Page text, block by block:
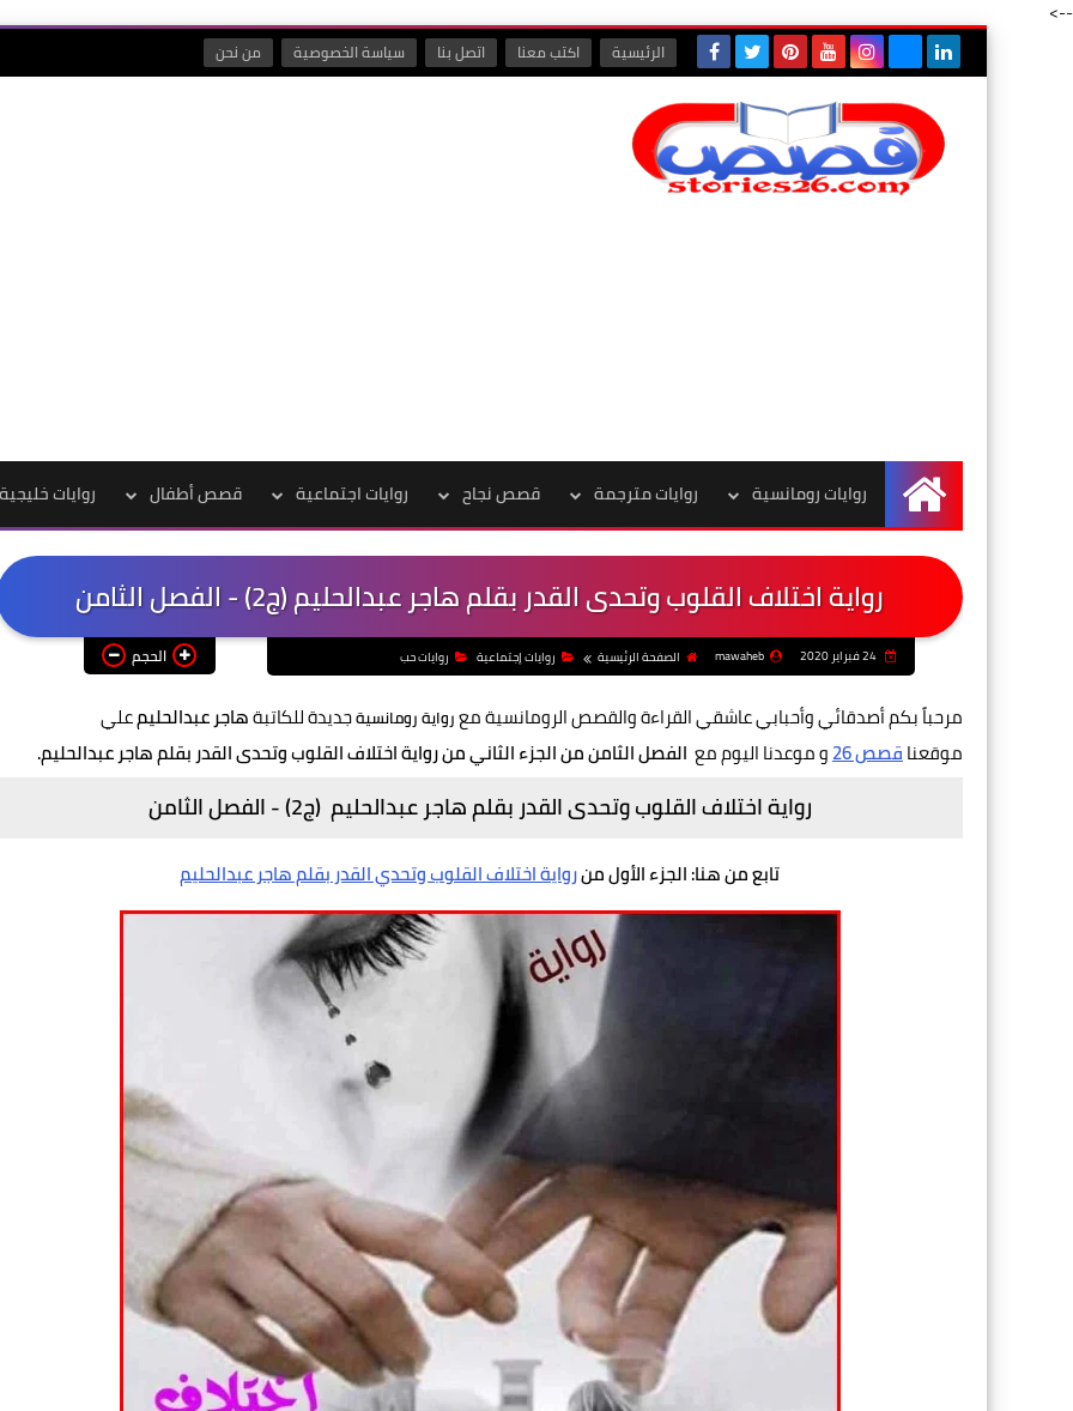
-->
الرئيسية اكتب معنا اتصل بنا سياسة الخصوصية من نحن
الرئيسية
روايات رومانسية روايات مترجمة قصص نجاح روايات اجتماعية قصص أطفال روايات خليجية
رواية اختلاف القلوب وتحدى القدر بقلم هاجر عبدالحليم (ج2) - الفصل الثامن
24 فبراير 2020 mawaheb الصفحة الرئيسية روايات إجتماعية روايات حب الحجم
مرحباً بكم أصدقائي وأحبابي عاشقي القراءة والقصص الرومانسية معرواية رومانسيةجديدة للكاتبةهاجر عبدالحليمعلي
موقعناقصص 26 و موعدنا اليوم مع الفصل الثامن من الجزء الثاني من رواية اختلاف القلوب وتحدى القدر بقلم هاجر عبدالحليم.
رواية اختلاف القلوب وتحدى القدر بقلم هاجر عبدالحليم (ج2) - الفصل الثامن
تابع من هنا: الجزء الأول منرواية اختلاف القلوب وتحدي القدر بقلم هاجر عبدالحليم